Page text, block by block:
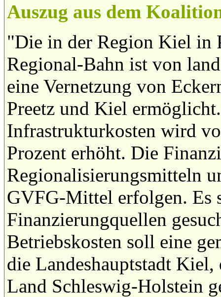
Auszug aus dem
"Die in der Region Kiel in
Regional-Bahn ist von
eine Vernetzung von
Preetz und Kiel
Infrastrukturkosten wird
Prozent erhöht. Die
Regionalisierungsmitteln
GVFG-Mittel erfolgen. Es
Finanzierungquellen
Betriebskosten soll eine
die Landeshauptstadt
Land Schleswig-Holstein